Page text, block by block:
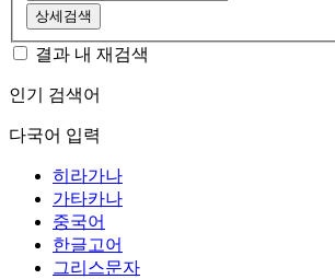
상세검색
결과 내 재검색
인기 검색어
다국어 입력
히라가나
가타카나
중국어
한글고어
그리스문자